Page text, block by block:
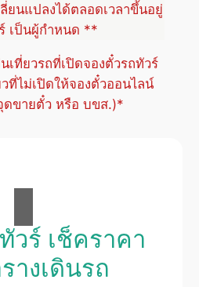
ยนแปลงได้ตลอดเวลาขึ้นอยู่
เป็นผู้กำหนด **
เที่ยวรถที่เปิดจองตั๋วรถทัวร์
ที่ไม่เปิดให้จองตั๋วออนไลน์
ดขายตั๋ว หรือ บขส.)*
วร์ เช็คราคา
างเดินรถ